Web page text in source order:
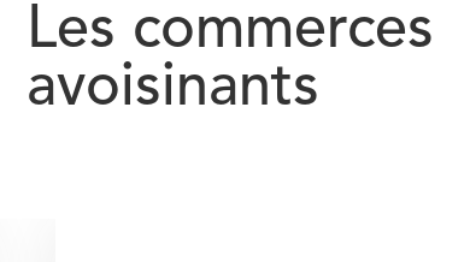
Les commerces
avoisinants